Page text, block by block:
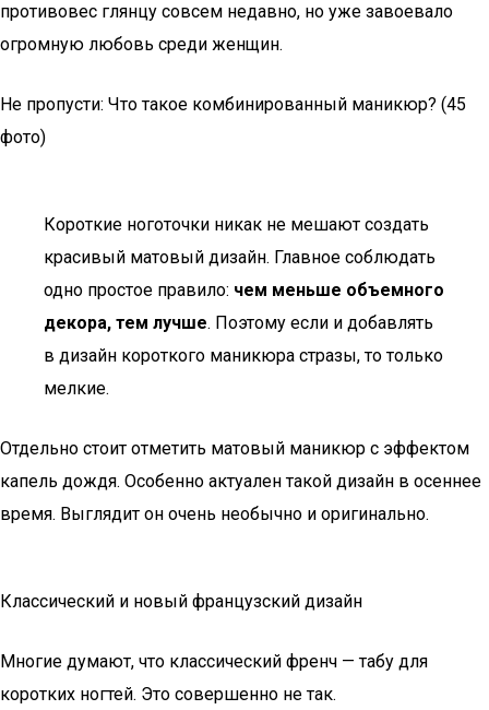
противовес глянцу совсем недавно, но уже завоевало
огромную любовь среди женщин.
Не пропусти: Что такое комбинированный маникюр? (45
фото)
Короткие ноготочки никак не мешают создать
красивый матовый дизайн. Главное соблюдать
одно простое правило: чем меньше объемного
декора, тем лучше. Поэтому если и добавлять
в дизайн короткого маникюра стразы, то только
мелкие.
Отдельно стоит отметить матовый маникюр с эффектом
капель дождя. Особенно актуален такой дизайн в осеннее
время. Выглядит он очень необычно и оригинально.
Классический и новый французский дизайн
Многие думают, что классический френч — табу для
коротких ногтей. Это совершенно не так.